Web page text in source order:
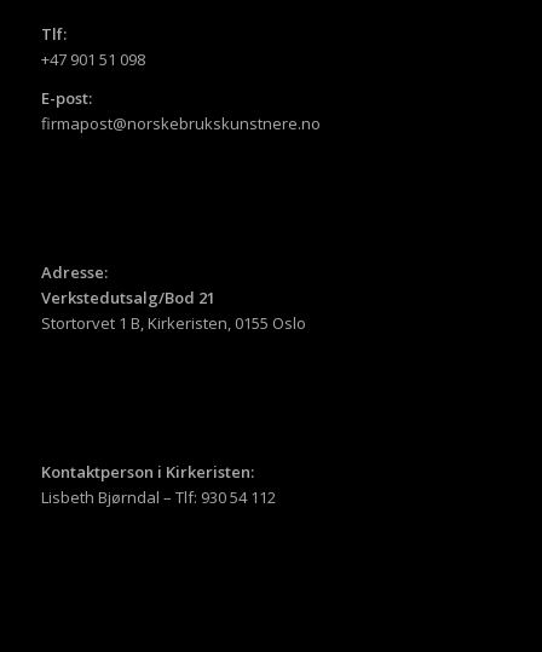
Tlf:
+47 901 51 098
E-post:
firmapost@norskebrukskunstnere.no
Adresse:
Verkstedutsalg/Bod 21
Stortorvet 1 B, Kirkeristen, 0155 Oslo
Kontaktperson i Kirkeristen:
Lisbeth Bjørndal – Tlf: 930 54 112